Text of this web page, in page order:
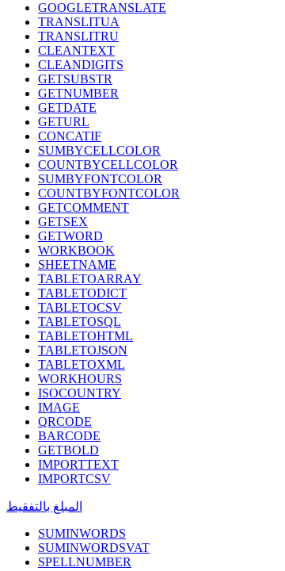
GOOGLETRANSLATE
TRANSLITUA
TRANSLITRU
CLEANTEXT
CLEANDIGITS
GETSUBSTR
GETNUMBER
GETDATE
GETURL
CONCATIF
SUMBYCELLCOLOR
COUNTBYCELLCOLOR
SUMBYFONTCOLOR
COUNTBYFONTCOLOR
GETCOMMENT
GETSEX
GETWORD
WORKBOOK
SHEETNAME
TABLETOARRAY
TABLETODICT
TABLETOCSV
TABLETOSQL
TABLETOHTML
TABLETOJSON
TABLETOXML
WORKHOURS
ISOCOUNTRY
IMAGE
QRCODE
BARCODE
GETBOLD
IMPORTTEXT
IMPORTCSV
المبلغ بالتفقيط
SUMINWORDS
SUMINWORDSVAT
SPELLNUMBER